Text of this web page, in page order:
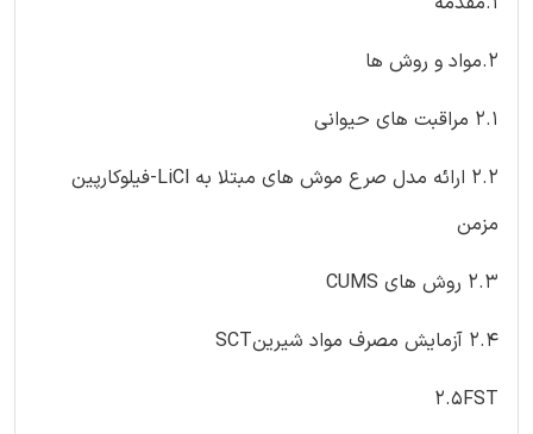
2.مواد و روش ها
2.1 مراقبت های حیوانی
2.2 ارائه مدل صرع موش های مبتلا به LiCl-فیلوکارپین
مزمن
2.3 روش های CUMS
2.4 آزمایش مصرف مواد شیرینSCT
2.5FST